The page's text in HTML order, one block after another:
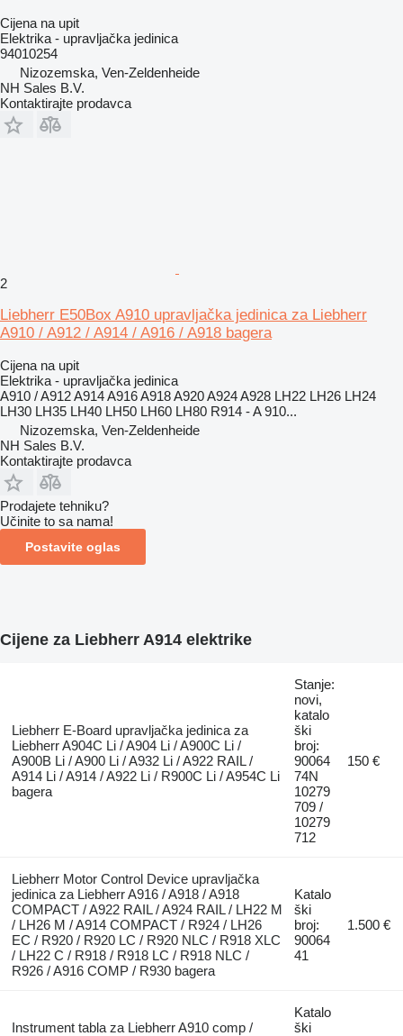
Cijena na upit
Elektrika - upravljačka jedinica
94010254
Nizozemska, Ven-Zeldenheide
NH Sales B.V.
Kontaktirajte prodavca
2
Liebherr E50Box A910 upravljačka jedinica za Liebherr
A910 / A912 / A914 / A916 / A918 bagera
Cijena na upit
Elektrika - upravljačka jedinica
A910 / A912 A914 A916 A918 A920 A924 A928 LH22 LH26 LH24
LH30 LH35 LH40 LH50 LH60 LH80 R914 - A 910...
Nizozemska, Ven-Zeldenheide
NH Sales B.V.
Kontaktirajte prodavca
Prodajete tehniku?
Učinite to sa nama!
Postavite oglas
Cijene za Liebherr A914 elektrike
Liebherr E-Board upravljačka jedinica za
Liebherr A904C Li / A904 Li / A900C Li /
A900B Li / A900 Li / A932 Li / A922 RAIL /
A914 Li / A914 / A922 Li / R900C Li / A954C Li
bagera
Stanje:
novi,
katalo
ški
broj:
90064
74N
10279
709 /
10279
712
150 €
Liebherr Motor Control Device upravljačka
jedinica za Liebherr A916 / A918 / A918
COMPACT / A922 RAIL / A924 RAIL / LH22 M
/ LH26 M / A914 COMPACT / R924 / LH26
EC / R920 / R920 LC / R920 NLC / R918 XLC
/ LH22 C / R918 / R918 LC / R918 NLC /
R926 / A916 COMP / R930 bagera
Katalo
ški
broj:
90064
41
1.500 €
Instrument tabla za Liebherr A910 comp /
Katalo
ški